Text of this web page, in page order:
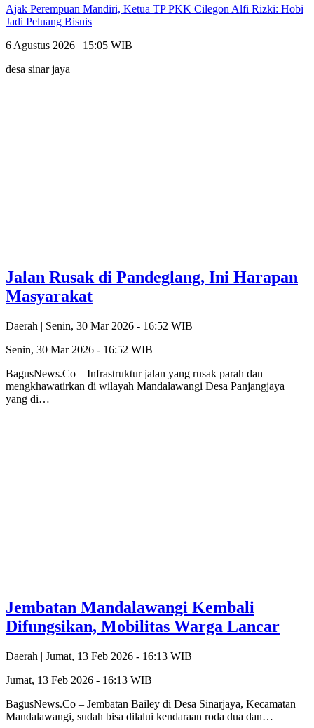
Ajak Perempuan Mandiri, Ketua TP PKK Cilegon Alfi Rizki: Hobi
Jadi Peluang Bisnis
6 Agustus 2026 | 15:05 WIB
desa sinar jaya
Jalan Rusak di Pandeglang, Ini Harapan
Masyarakat
Daerah | Senin, 30 Mar 2026 - 16:52 WIB
Senin, 30 Mar 2026 - 16:52 WIB
BagusNews.Co – Infrastruktur jalan yang rusak parah dan
mengkhawatirkan di wilayah Mandalawangi Desa Panjangjaya
yang di…
Jembatan Mandalawangi Kembali
Difungsikan, Mobilitas Warga Lancar
Daerah | Jumat, 13 Feb 2026 - 16:13 WIB
Jumat, 13 Feb 2026 - 16:13 WIB
BagusNews.Co – Jembatan Bailey di Desa Sinarjaya, Kecamatan
Mandalawangi, sudah bisa dilalui kendaraan roda dua dan…